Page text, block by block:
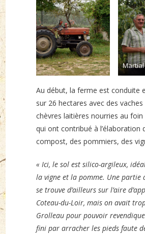
Au début, la ferme est conduite
sur 26 hectares avec des vaches
chèvres laitières nourries au foin
qui ont contribué à l’élaboration
compost, des pommiers, des
« Ici, le sol est silico-argileux,
la vigne et la pomme. Une partie
se trouve d’ailleurs sur l’aire
Coteau-du-Loir, mais on avait
Grolleau pour pouvoir
fini par arracher les pieds faute